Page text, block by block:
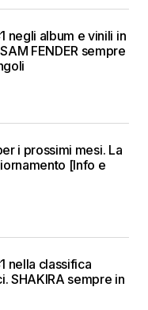
negli album e vinili in
FENDER sempre
i prossimi mesi. La
[Info e
nella classifica
SHAKIRA sempre in